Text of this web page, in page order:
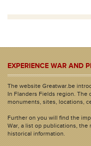
EXPERIENCE WAR AND
The website Greatwar.be
In Flanders Fields region. The
monuments, sites, locations,
Further on you will find the
War, a list op publications,
historical information.